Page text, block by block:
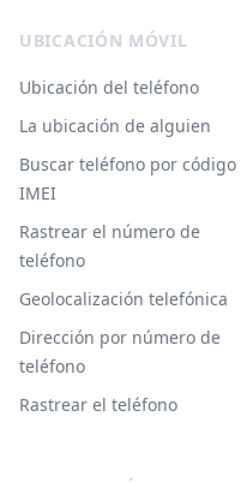
UBICACIÓN MÓVIL
Ubicación del teléfono
La ubicación de alguien
Buscar teléfono por código
IMEI
Rastrear el número de
teléfono
Geolocalización telefónica
Dirección por número de
teléfono
Rastrear el teléfono